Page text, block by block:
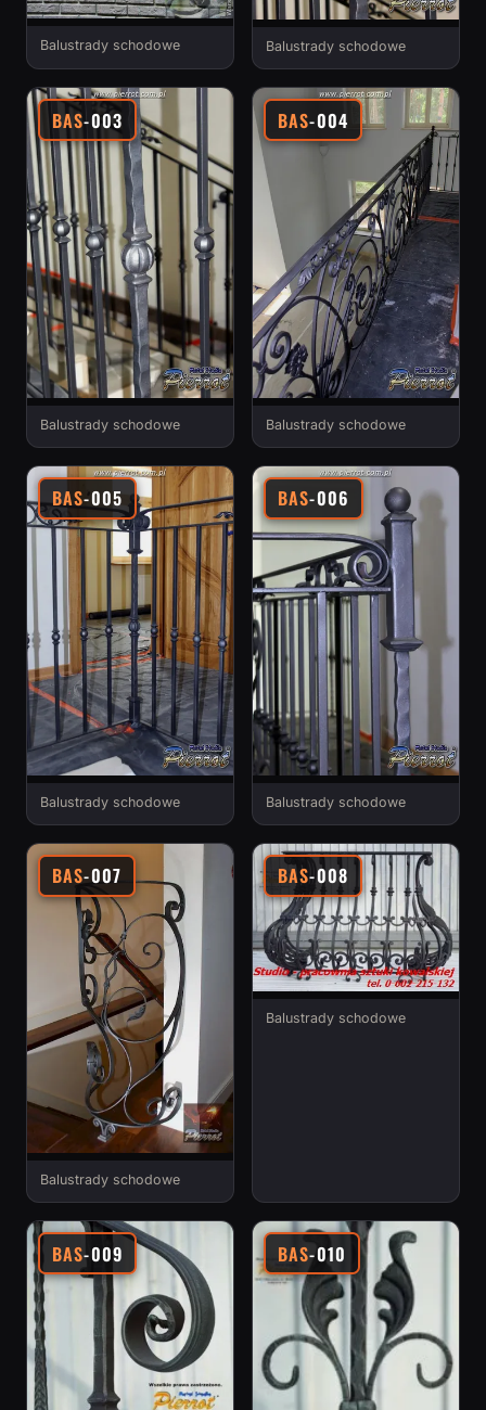
Balustrady schodowe Balustrady schodowe
BAS-003
Balustrady schodowe
BAS-004
Balustrady schodowe
BAS-005
Balustrady schodowe
BAS-006
Balustrady schodowe
BAS-007
Balustrady schodowe
BAS-008
Balustrady schodowe
BAS-009 BAS-010